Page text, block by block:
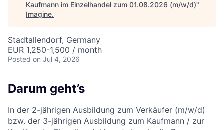
Kaufmann im Einzelhandel zum 01.08.2026 (m/w/d)"
Imagine.
Stadtallendorf, Germany
EUR 1,250-1,500 / month
Posted on Jul 4, 2026
Darum geht’s
In der 2-jährigen Ausbildung zum Verkäufer (m/w/d)
bzw. der 3-jährigen Ausbildung zum Kaufmann / zur